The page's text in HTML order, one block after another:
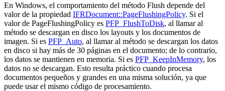
En Windows, el comportamiento del método Flush depende del
valor de la propiedad IFRDocument::PageFlushingPolicy. Si el
valor de PageFlushingPolicy es PFP_FlushToDisk, al llamar al
método se descargan en disco los layouts y los documentos de
imagen. Si es PFP_Auto, al llamar al método se descargan los datos
en disco si hay más de 30 páginas en el documento; de lo contrario,
los datos se mantienen en memoria. Si es PFP_KeepInMemory, los
datos no se descargan. Esto resulta práctico cuando procesa
documentos pequeños y grandes en una misma solución, ya que
puede usar el mismo código de procesamiento.